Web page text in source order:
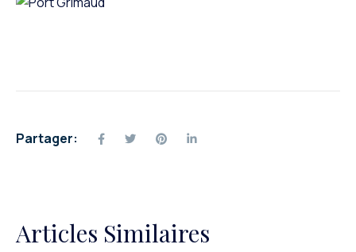
Partager:
Articles Similaires